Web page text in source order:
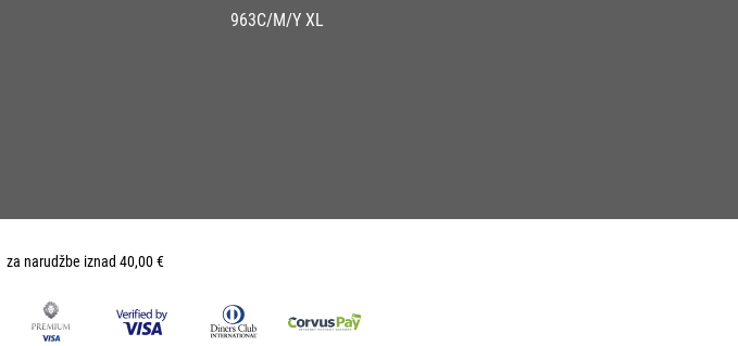
963C/M/Y XL
za narudžbe iznad 40,00 €